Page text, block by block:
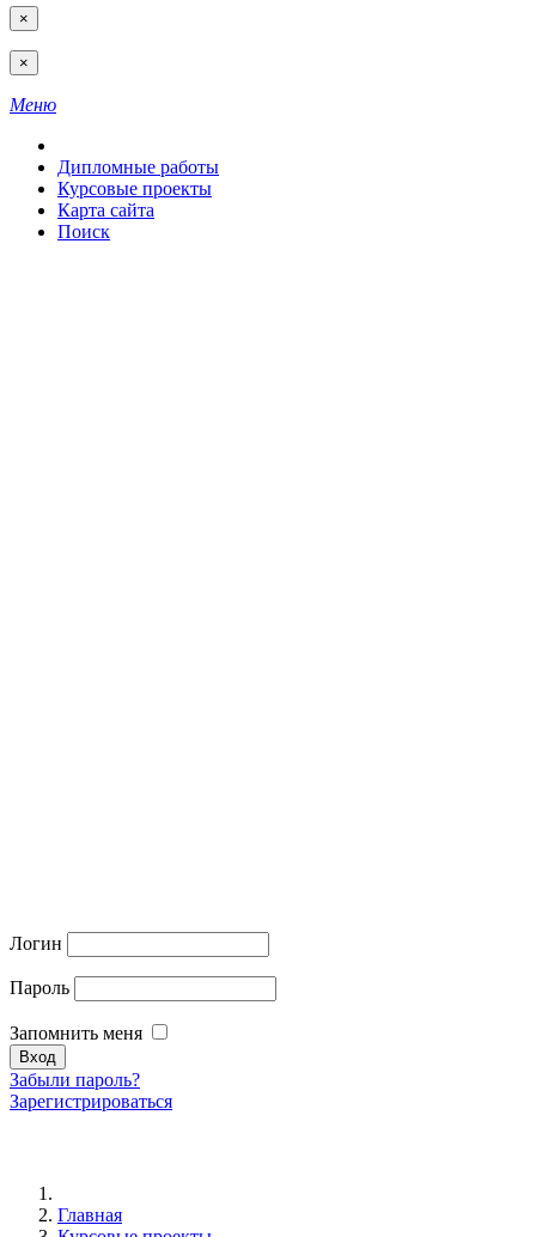
×
×
Меню
Дипломные работы
Курсовые проекты
Карта сайта
Поиск
Логин
Пароль
Запомнить меня
Забыли пароль?
Зарегистрироваться
Главная